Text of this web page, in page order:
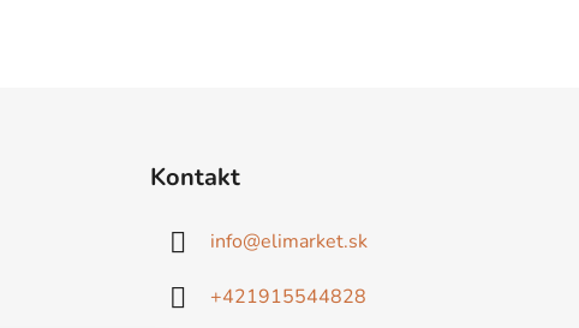
Kontakt
info@elimarket.sk
+421915544828